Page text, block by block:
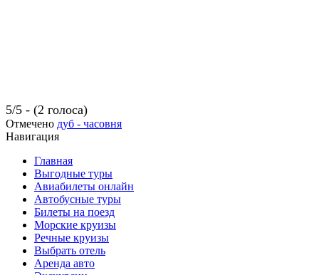
5/5 - (2 голоса)
Отмечено дуб - часовня
Навигация
Главная
Выгодные туры
Авиабилеты онлайн
Автобусные туры
Билеты на поезд
Морские круизы
Речные круизы
Выбрать отель
Аренда авто